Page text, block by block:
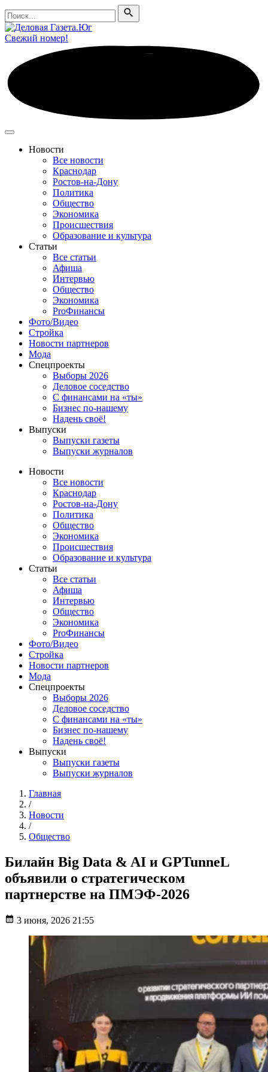
Поиск
Поиск
Свежий номер!
Новости
Все новости
Краснодар
Ростов-на-Дону
Политика
Общество
Экономика
Происшествия
Образование и культура
Статьи
Все статьи
Афиша
Интервью
Общество
Экономика
ProФинансы
Фото/Видео
Стройка
Новости партнеров
Мода
Спецпроекты
Выборы 2026
Деловое соседство
С финансами на «ты»
Бизнес по-нашему
Надень своё!
Выпуски
Выпуски газеты
Выпуски журналов
Новости
Все новости
Краснодар
Ростов-на-Дону
Политика
Общество
Экономика
Происшествия
Образование и культура
Статьи
Все статьи
Афиша
Интервью
Общество
Экономика
ProФинансы
Фото/Видео
Стройка
Новости партнеров
Мода
Спецпроекты
Выборы 2026
Деловое соседство
С финансами на «ты»
Бизнес по-нашему
Надень своё!
Выпуски
Выпуски газеты
Выпуски журналов
Главная
/
Новости
/
Общество
Билайн Big Data & AI и GPTunneL
объявили о стратегическом
партнерстве на ПМЭФ-2026
3 июня, 2026 21:55